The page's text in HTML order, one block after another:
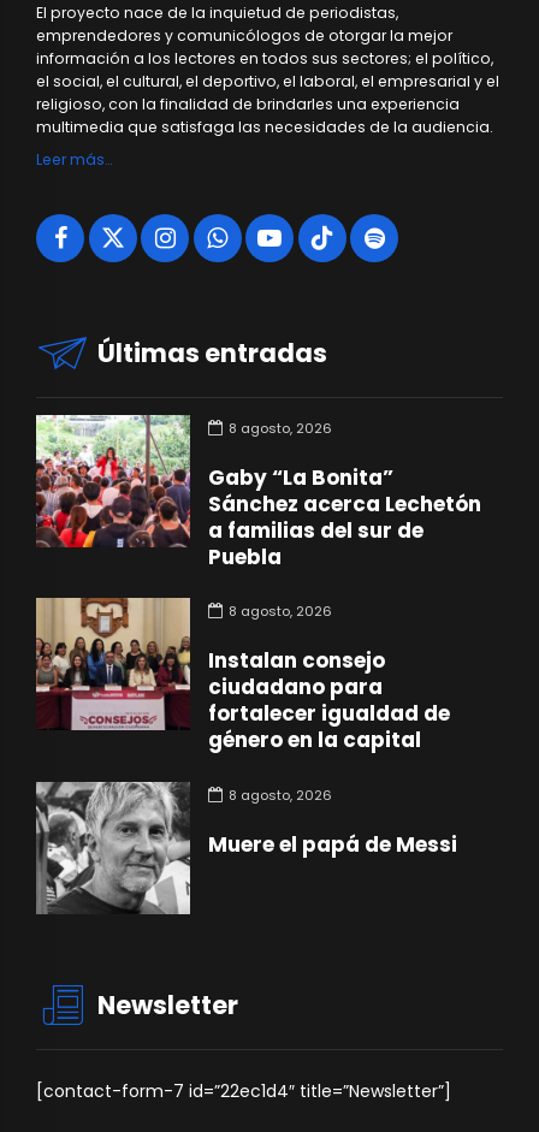
El proyecto nace de la inquietud de periodistas,
emprendedores y comunicólogos de otorgar la mejor
información a los lectores en todos sus sectores; el político,
el social, el cultural, el deportivo, el laboral, el empresarial y el
religioso, con la finalidad de brindarles una experiencia
multimedia que satisfaga las necesidades de la audiencia.
Leer más…
Últimas entradas
8 agosto, 2026
Gaby “La Bonita”
Sánchez acerca Lechetón
a familias del sur de
Puebla
8 agosto, 2026
Instalan consejo
ciudadano para
fortalecer igualdad de
género en la capital
8 agosto, 2026
Muere el papá de Messi
Newsletter
[contact-form-7 id=”22ec1d4″ title=”Newsletter”]